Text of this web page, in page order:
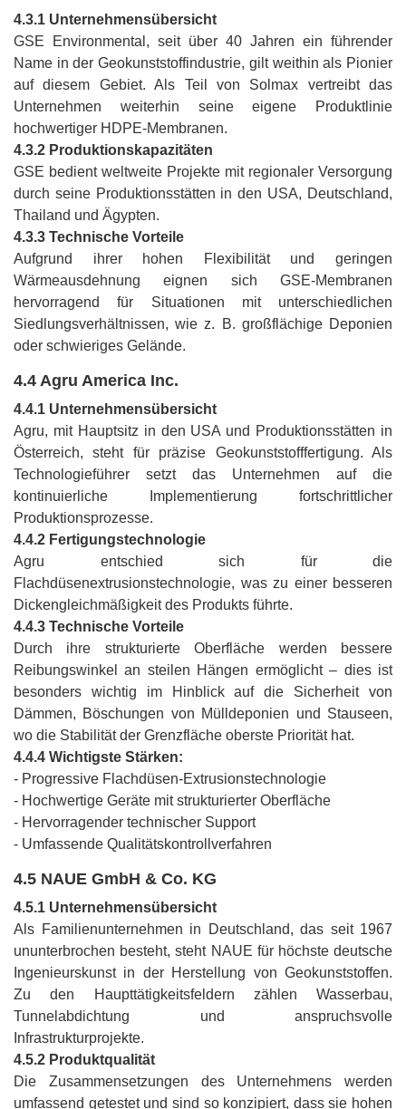
4.3.1 Unternehmensübersicht
GSE Environmental, seit über 40 Jahren ein führender
Name in der Geokunststoffindustrie, gilt weithin als Pionier
auf diesem Gebiet. Als Teil von Solmax vertreibt das
Unternehmen weiterhin seine eigene Produktlinie
hochwertiger HDPE-Membranen.
4.3.2 Produktionskapazitäten
GSE bedient weltweite Projekte mit regionaler Versorgung
durch seine Produktionsstätten in den USA, Deutschland,
Thailand und Ägypten.
4.3.3 Technische Vorteile
Aufgrund ihrer hohen Flexibilität und geringen
Wärmeausdehnung eignen sich GSE-Membranen
hervorragend für Situationen mit unterschiedlichen
Siedlungsverhältnissen, wie z. B. großflächige Deponien
oder schwieriges Gelände.
4.4 Agru America Inc.
4.4.1 Unternehmensübersicht
Agru, mit Hauptsitz in den USA und Produktionsstätten in
Österreich, steht für präzise Geokunststofffertigung. Als
Technologieführer setzt das Unternehmen auf die
kontinuierliche Implementierung fortschrittlicher
Produktionsprozesse.
4.4.2 Fertigungstechnologie
Agru entschied sich für die
Flachdüsenextrusionstechnologie, was zu einer besseren
Dickengleichmäßigkeit des Produkts führte.
4.4.3 Technische Vorteile
Durch ihre strukturierte Oberfläche werden bessere
Reibungswinkel an steilen Hängen ermöglicht – dies ist
besonders wichtig im Hinblick auf die Sicherheit von
Dämmen, Böschungen von Mülldeponien und Stauseen,
wo die Stabilität der Grenzfläche oberste Priorität hat.
4.4.4 Wichtigste Stärken:
- Progressive Flachdüsen-Extrusionstechnologie
- Hochwertige Geräte mit strukturierter Oberfläche
- Hervorragender technischer Support
- Umfassende Qualitätskontrollverfahren
4.5 NAUE GmbH & Co. KG
4.5.1 Unternehmensübersicht
Als Familienunternehmen in Deutschland, das seit 1967
ununterbrochen besteht, steht NAUE für höchste deutsche
Ingenieurskunst in der Herstellung von Geokunststoffen.
Zu den Haupttätigkeitsfeldern zählen Wasserbau,
Tunnelabdichtung und anspruchsvolle
Infrastrukturprojekte.
4.5.2 Produktqualität
Die Zusammensetzungen des Unternehmens werden
umfassend getestet und sind so konzipiert, dass sie hohen